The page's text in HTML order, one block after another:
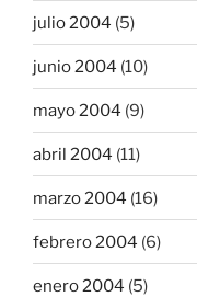
julio 2004 (5)
junio 2004 (10)
mayo 2004 (9)
abril 2004 (11)
marzo 2004 (16)
febrero 2004 (6)
enero 2004 (5)